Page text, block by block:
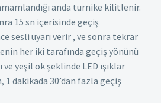
anda turnike kilitlenir.
15 sn içerisinde geçiş
sesli uyarı verir , ve sonra tekrar
her iki tarafında geçiş yönünü
ve yeşil ok şeklinde LED ışıklar
dakikada 30’dan fazla geçiş